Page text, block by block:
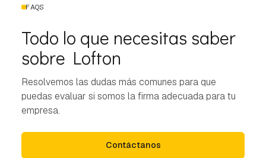
FAQS
Todo lo que necesitas saber
sobre Lofton
Resolvemos las dudas más comunes para que
puedas evaluar si somos la firma adecuada para tu
empresa.
Contáctanos